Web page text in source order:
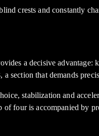
crests and constantly
a decisive advantage:
section that demands
stabilization and
four is accompanied by